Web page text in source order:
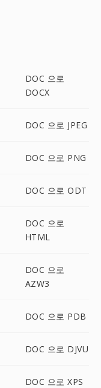
DOC 으로
DOCX
DOC 으로 JPEG
DOC 으로 PNG
DOC 으로 ODT
DOC 으로
HTML
DOC 으로
AZW3
DOC 으로 PDB
DOC 으로 DJVU
DOC 으로 XPS